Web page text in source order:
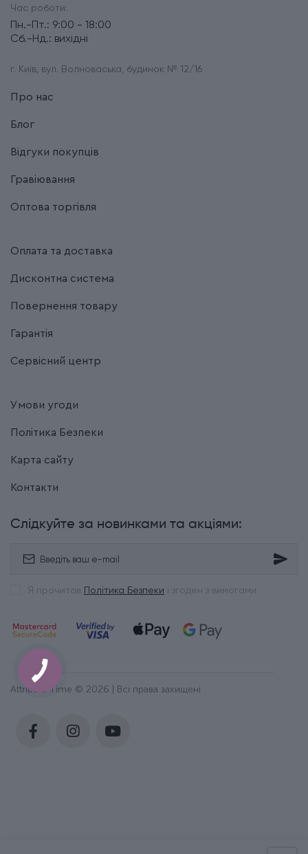
Час роботи:
Пн.-Пт.: 9:00 - 18:00
Сб.-Нд.: вихідні
г. Київ, вул. Волноваська, будинок № 12/16
Про нас
Блог
Відгуки покупців
Гравіювання
Оптова торгівля
Оплата та доставка
Дисконтна система
Повернення товару
Гарантія
Сервісний центр
Умови угоди
Політика Безпеки
Карта сайту
Контакти
Слідкуйте за новинками та акціями:
Я прочитав Політика Безпеки і згоден з вимогами
Attribute Time © 2026 | Всі права захищені